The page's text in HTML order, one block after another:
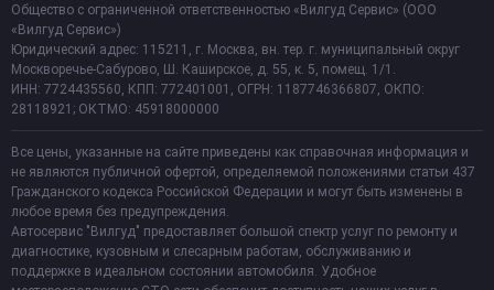
Общество с ограниченной ответственностью «Вилгуд Сервис» (ООО
«Вилгуд Сервис»)
Юридический адрес: 115211, г. Москва, вн. тер. г. муниципальный округ
Москворечье-Сабурово, Ш. Каширское, д. 55, к. 5, помещ. 1/1.
ИНН: 7724435560, КПП: 772401001, ОГРН: 1187746366807, ОКПО:
28118921; ОКТМО: 45918000000
Все цены, указанные на сайте приведены как справочная информация и
не являются публичной офертой, определяемой положениями статьи 437
Гражданского кодекса Российской Федерации и могут быть изменены в
любое время без предупреждения.
Автосервис "Вилгуд" предоставляет большой спектр услуг по ремонту и
диагностике, кузовным и слесарным работам, обслуживанию и
поддержке в идеальном состоянии автомобиля. Удобное